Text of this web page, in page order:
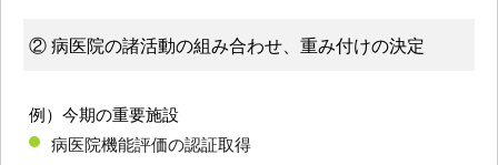
② 病医院の諸活動の組み合わせ、重み付けの決定
例）今期の重要施設
病医院機能評価の認証取得